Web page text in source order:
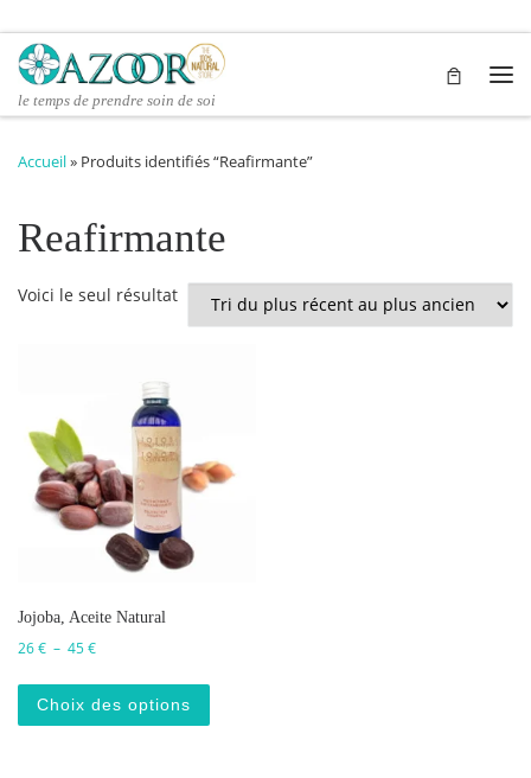
Passer au contenu
le temps de prendre soin de soi
Accueil» Produits identifiés “Reafirmante”
Reafirmante
Voici le seul résultat
Jojoba, Aceite Natural
26€ – 45€Plage de prix : 26 € à 45 €
Choix des options